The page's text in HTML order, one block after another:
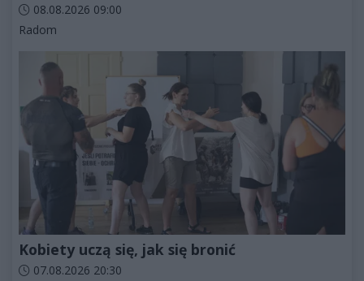
Data dodania artykułu:
08.08.2026 09:00
Kategorie artykułu:
Radom
Kobiety uczą się, jak się bronić
Data dodania artykułu:
07.08.2026 20:30